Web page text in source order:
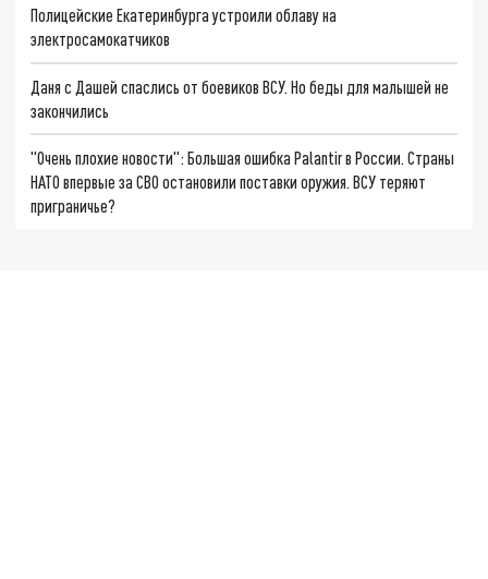
Полицейские Екатеринбурга устроили облаву на
электросамокатчиков
Даня с Дашей спаслись от боевиков ВСУ. Но беды для малышей не
закончились
"Очень плохие новости": Большая ошибка Palantir в России. Страны
НАТО впервые за СВО остановили поставки оружия. ВСУ теряют
приграничье?